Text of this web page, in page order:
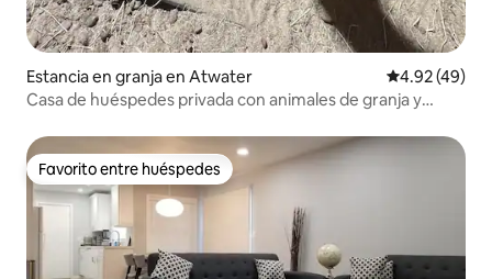
Estancia en granja en Atwater Calificación
4.92 (49)
Casa de huéspedes privada con animales de granja y
Favorito entre huéspedes
Favorito entre huéspedes